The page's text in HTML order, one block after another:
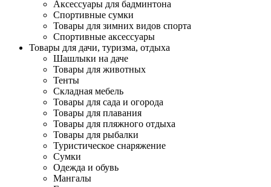
Аксессуары для бадминтона
Спортивные сумки
Товары для зимних видов спорта
Спортивные аксессуары
Товары для дачи, туризма, отдыха
Шашлыки на даче
Товары для животных
Тенты
Складная мебель
Товары для сада и огорода
Товары для плавания
Товары для пляжного отдыха
Товары для рыбалки
Туристическое снаряжение
Сумки
Одежда и обувь
Мангалы